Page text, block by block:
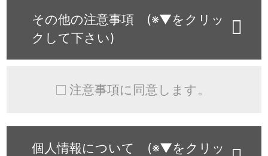
その他の注意事項 (※▼をクリッ
クして下さい)
注意事項に同意します。
個人情報について (※▼をクリッ